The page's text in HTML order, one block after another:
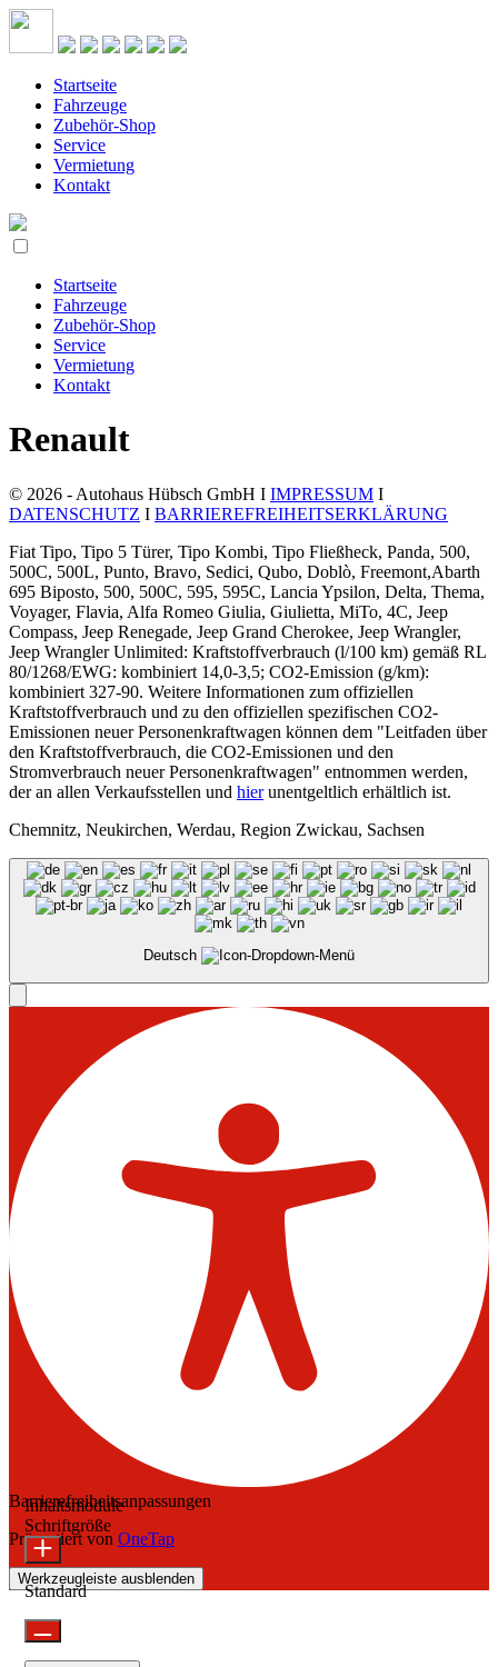
Startseite
Fahrzeuge
Zubehör-Shop
Service
Vermietung
Kontakt
Startseite
Fahrzeuge
Zubehör-Shop
Service
Vermietung
Kontakt
Renault
© 2026 - Autohaus Hübsch GmbH I IMPRESSUM I
DATENSCHUTZ I BARRIEREFREIHEITSERKLÄRUNG
Fiat Tipo, Tipo 5 Türer, Tipo Kombi, Tipo Fließheck, Panda, 500,
500C, 500L, Punto, Bravo, Sedici, Qubo, Doblò, Freemont,Abarth
695 Biposto, 500, 500C, 595, 595C, Lancia Ypsilon, Delta, Thema,
Voyager, Flavia, Alfa Romeo Giulia, Giulietta, MiTo, 4C, Jeep
Compass, Jeep Renegade, Jeep Grand Cherokee, Jeep Wrangler,
Jeep Wrangler Unlimited: Kraftstoffverbrauch (l/100 km) gemäß RL
80/1268/EWG: kombiniert 14,0-3,5; CO2-Emission (g/km):
kombiniert 327-90. Weitere Informationen zum offiziellen
Kraftstoffverbrauch und zu den offiziellen spezifischen CO2-
Emissionen neuer Personenkraftwagen können dem "Leitfaden über
den Kraftstoffverbrauch, die CO2-Emissionen und den
Stromverbrauch neuer Personenkraftwagen" entnommen werden,
der an allen Verkaufsstellen und hierunentgeltlich erhältlich ist.
Chemnitz, Neukirchen, Werdau, Region Zwickau, Sachsen
Deutsch
Barrierefreiheitsanpassungen
Präsentiert von OneTap
Werkzeugleiste ausblenden
Inhaltsmodule
Schriftgröße
Standard